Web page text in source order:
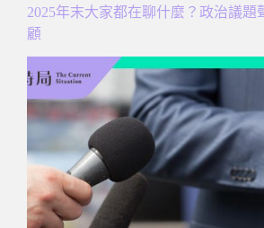
2025年末大家都在聊什麼？政治議題
顧